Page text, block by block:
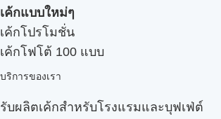
เค้กแบบใหม่ๆ
เค้กโปรโมชั่น
เค้กโฟโต้ 100 แบบ
บริการของเรา
รับผลิตเค้กสำหรับโรงแรมและบุฟเฟ่ต์